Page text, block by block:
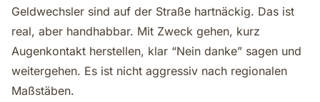
Geldwechsler sind auf der Straße hartnäckig. Das ist
real, aber handhabbar. Mit Zweck gehen, kurz
Augenkontakt herstellen, klar “Nein danke” sagen und
weitergehen. Es ist nicht aggressiv nach regionalen
Maßstäben.